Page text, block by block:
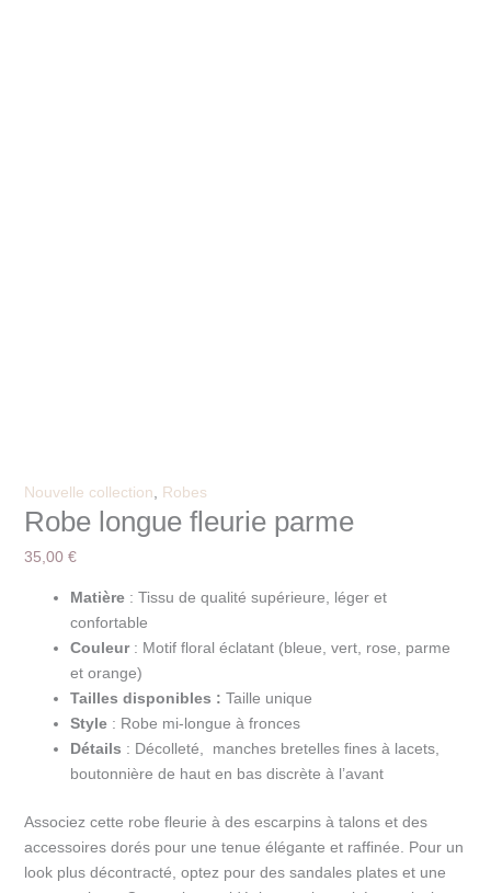
Nouvelle collection, Robes
Robe longue fleurie parme
35,00 €
Matière: Tissu de qualité supérieure, léger et
confortable
Couleur: Motif floral éclatant (bleue, vert, rose, parme
et orange)
Tailles disponibles : Taille unique
Style: Robe mi-longue à fronces
Détails : Décolleté, manches bretelles fines à lacets,
boutonnière de haut en bas discrète à l’avant
Associez cette robe fleurie à des escarpins à talons et des
accessoires dorés pour une tenue élégante et raffinée. Pour un
look plus décontracté, optez pour des sandales plates et une